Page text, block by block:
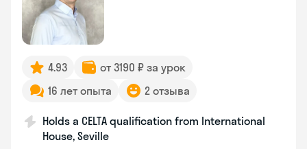
4.93
от 3190 ₽ за урок
16 лет опыта
2 отзыва
Holds a CELTA qualification from International
House, Seville